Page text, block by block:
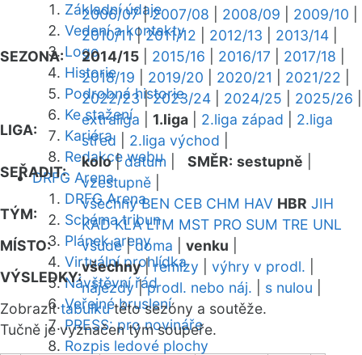
Základní údaje
Vedení a kontakty
Logo
Historie
Podrobná historie
Ke stažení
Kariéra
Redakce webu
DRFG Arena
DRFG Arena
Schéma tribun
Plánek areny
Virtuální prohlídka
Návštěvní řád
Veřejné bruslení
PRESS: pro novináře
Rozpis ledové plochy
SEZONA:
2006/07|2007/08 2008/09 2009/10
2010/11|2011/12 2012/13 2013/14
2014/15
2015/16 2016/17 2017/18
2018/19
2019/20 2020/21 2021/22
2022/23|2023/24 2024/25 2025/26
LIGA:
extraliga 1.liga 2.liga západ
2.liga
střed
2.liga východ
SEŘADIT:
kolo|datum SMĚR: sestupně
vzestupně
TÝM:
všechny BEN CEB CHM HAV HBR JIH
KAD KLA LTM MST PRO SUM TRE UNL
MÍSTO:
všude|doma venku
VÝSLEDKY:
všechny|remízy výhry v prodl.
nájezdy|prodl. nebo náj. s nulou
Zobrazittabulkutéto sezóny a soutěže.
Tučně je vyznačen tým soupeře.